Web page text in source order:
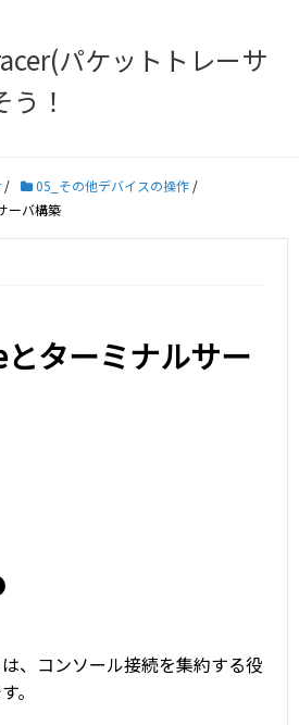
パケットトレーサ
！
/ 05_その他デバイスの操作 /
ーバ構築
ターミナルサー
、コンソール接続を集約する役
。